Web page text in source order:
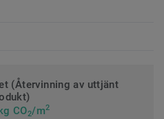
(Återvinning av uttjänt
CO2/m2